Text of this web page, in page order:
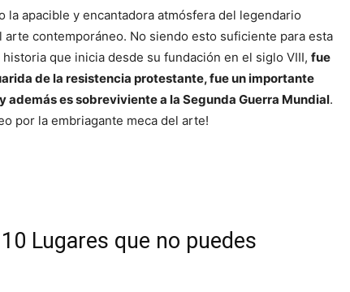
la apacible y encantadora atmósfera del legendario
contemporáneo. No siendo esto suficiente para esta
que inicia desde su fundación en el siglo VIII, fue
de la resistencia protestante, fue un importante
además es sobreviviente a la Segunda Guerra Mundial.
por la embriagante meca del arte!
Lugares que no puedes